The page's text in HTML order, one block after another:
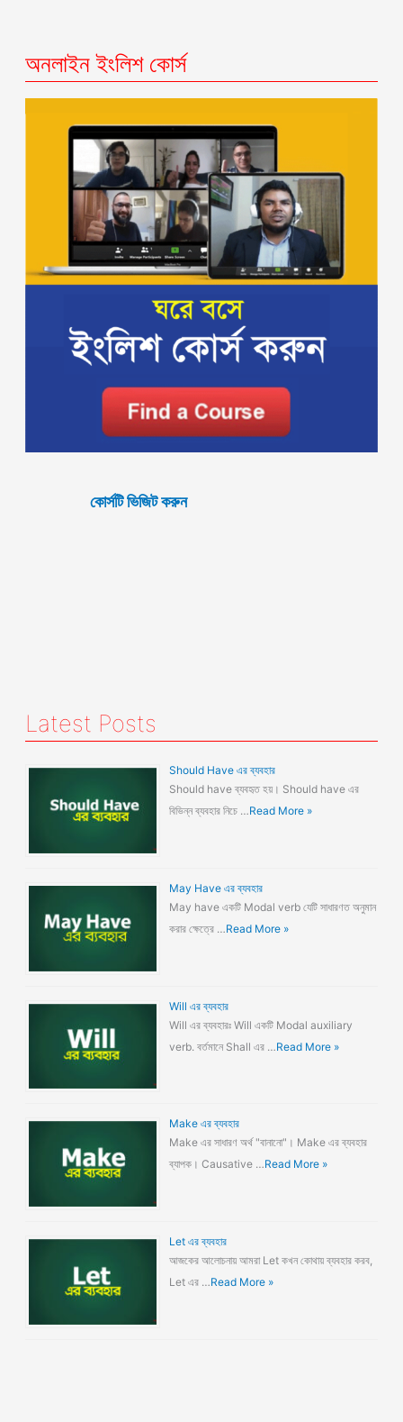
অনলাইন ইংলিশ কোর্স
কোর্সটি ভিজিট করুন
Latest Posts
Should Have এর ব্যবহার
Should have ব্যবহৃত হয়। Should have এর
বিভিন্ন ব্যবহার নিচে …Read More »
May Have এর ব্যবহার
May have একটি Modal verb যেটি সাধারণত অনুমান
করার ক্ষেত্রে …Read More »
Will এর ব্যবহার
Will এর ব্যবহারঃ Will একটি Modal auxiliary
verb. বর্তমানে Shall এর …Read More »
Make এর ব্যবহার
Make এর সাধারণ অর্থ "বানানো"। Make এর ব্যবহার
ব্যাপক। Causative …Read More »
Let এর ব্যবহার
আজকের আলোচনায় আমরা Let কখন কোথায় ব্যবহার করব,
Let এর …Read More »